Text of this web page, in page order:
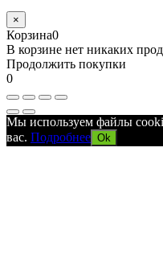
×
Корзина0
В корзине нет никаких
Продолжить покупки
0
Мы используем файлы
вас. Подробнее Ok